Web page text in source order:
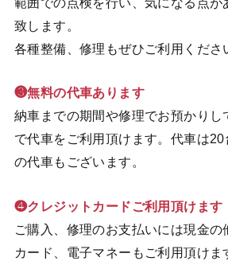
致します。
各種整備、修理もぜひご利用くださ
❸無料の代車あります
納車までの期間や修理でお預かりし
で代車をご利用頂けます。代車は
の代車もございます。
❹クレジットカードご利用頂けます
ご購入、修理のお支払いには現金の
カード、電子マネーもご利用頂けま